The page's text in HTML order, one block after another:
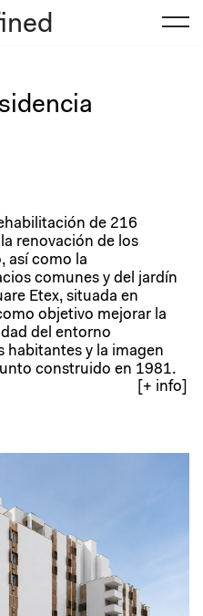
de 216
renovación de los
así como la
comunes y del jardín
Etex, situada en
objetivo mejorar la
del entorno
habitantes y la imagen
construido en 1981.
[+ info]